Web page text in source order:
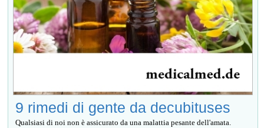
9 rimedi di gente da decubituses
Qualsiasi di noi non è assicurato da una malattia pesante dell'amata.